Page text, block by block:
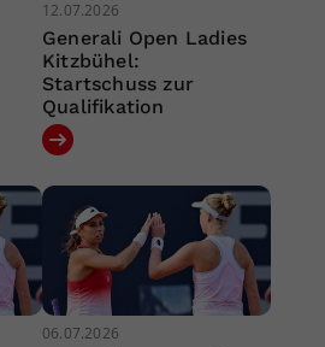
12.07.2026
Generali Open Ladies
Kitzbühel:
Startschuss zur
Qualifikation
06.07.2026